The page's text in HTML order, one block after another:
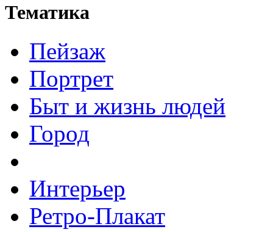
Тематика
Пейзаж
Портрет
Быт и жизнь людей
Город
Интерьер
Ретро-Плакат